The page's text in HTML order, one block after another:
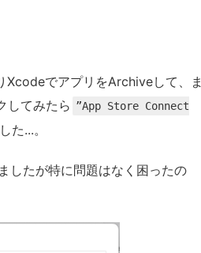
XcodeでアプリをArchiveして、ま
してみたら ”App Store Connect
た...。
したが特に問題はなく困ったの